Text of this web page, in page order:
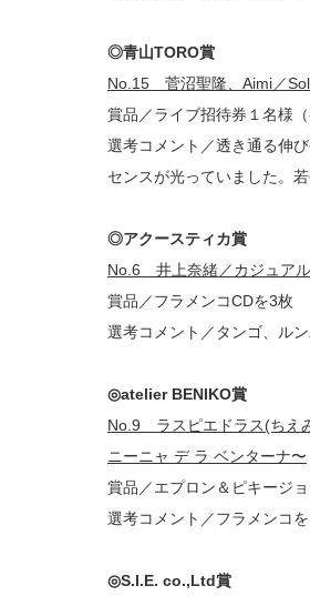
◎青山TORO賞
No.15 菅沼聖隆、Aimi／
賞品／ライブ招待券１名様
選考コメント／透き通る伸
センスが光っていました。
◎アクースティカ賞
No.6 井上奈緒／カジュア
賞品／フラメンコCDを3枚
選考コメント／タンゴ、ル
◎atelier BENIKO賞
No.9 ラスピエドラス(ちえ
ニーニャ デ ラ ベンターナ〜
賞品／エプロン＆ピキージョ
選考コメント／フラメンコ
◎S.I.E. co.,Ltd賞